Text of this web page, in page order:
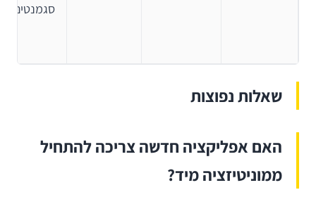
סגמנטים
שאלות נפוצות
האם אפליקציה חדשה צריכה להתחיל
ממוניטיזציה מיד?